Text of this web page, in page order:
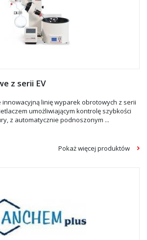
z serii EV
innowacyjną linię wyparek obrotowych z serii
umożliwiającym kontrolę szybkości
z automatycznie podnoszonym ...
Pokaż więcej produktów